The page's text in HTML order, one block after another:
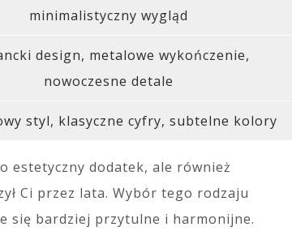
minimalistyczny wygląd
design, metalowe wykończenie,
nowoczesne detale
styl, klasyczne cyfry, subtelne kolory
estetyczny dodatek, ale również
Ci przez lata. Wybór tego rodzaju
się bardziej przytulne i harmonijne.